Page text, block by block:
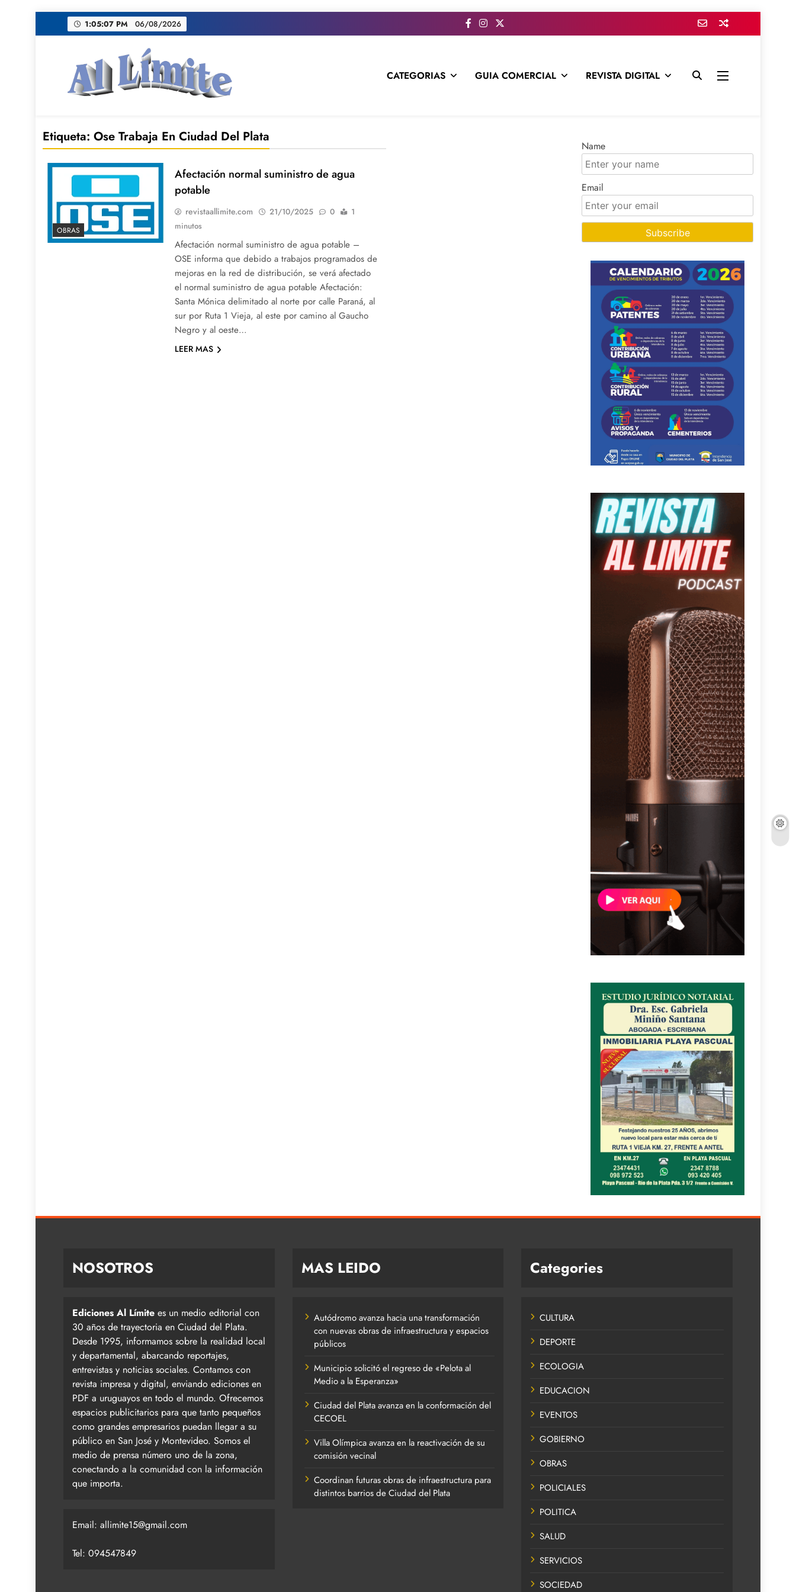
al
1:05:08 PM 06/08/2026
CATEGORIAS GUIA COMERCIAL REVISTA DIGITAL
Etiqueta: Ose Trabaja En Ciudad Del Plata
OBRAS
Afectación normal suministro de agua
potable
revistaallimite.com 21/10/2025 0
1
minutos
Afectación normal suministro de agua potable –
OSE informa que debido a trabajos programados de
mejoras en la red de distribución, se verá afectado
el normal suministro de agua potable Afectación:
Santa Mónica delimitado al norte por calle Paraná, al
sur por Ruta 1 Vieja, al este por camino al Gaucho
Negro y al oeste…
LEER MAS
Name
Email
NOSOTROS
Ediciones Al Límite es un medio editorial con
30 años de trayectoria en Ciudad del Plata.
Desde 1995, informamos sobre la realidad local
y departamental, abarcando reportajes,
entrevistas y noticias sociales. Contamos con
revista impresa y digital, enviando ediciones en
PDF a uruguayos en todo el mundo. Ofrecemos
espacios publicitarios para que tanto pequeños
como grandes empresarios puedan llegar a su
público en San José y Montevideo. Somos el
medio de prensa número uno de la zona,
conectando a la comunidad con la información
que importa.
Email: allimite15@gmail.com
Tel: 094547849
MAS LEIDO
Autódromo avanza hacia una transformación
con nuevas obras de infraestructura y espacios
públicos
Municipio solicitó el regreso de «Pelota al
Medio a la Esperanza»
Ciudad del Plata avanza en la conformación del
CECOEL
Villa Olímpica avanza en la reactivación de su
comisión vecinal
Coordinan futuras obras de infraestructura para
distintos barrios de Ciudad del Plata
Categories
CULTURA
DEPORTE
ECOLOGIA
EDUCACION
EVENTOS
GOBIERNO
OBRAS
POLICIALES
POLITICA
SALUD
SERVICIOS
SOCIEDAD